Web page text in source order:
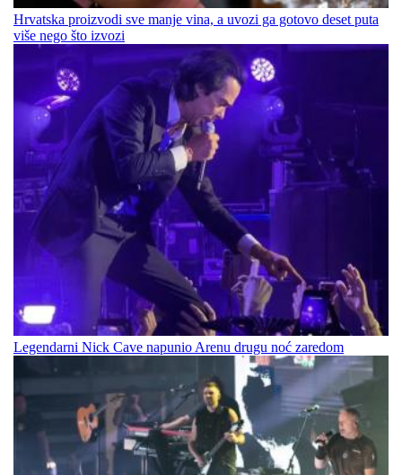
Hrvatska proizvodi sve manje vina, a uvozi ga gotovo deset puta
više nego što izvozi
Legendarni Nick Cave napunio Arenu drugu noć zaredom